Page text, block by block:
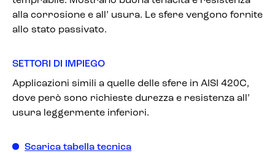
alla corrosione e all’ usura. Le sfere vengono fornite
allo stato passivato.
SETTORI DI IMPIEGO
Applicazioni simili a quelle delle sfere in AISI 420C,
dove però sono richieste durezza e resistenza all’
usura leggermente inferiori.
Scarica tabella tecnica